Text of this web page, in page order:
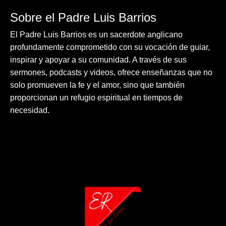
Sobre el Padre Luis Barrios
El Padre Luis Barrios es un sacerdote anglicano
profundamente comprometido con su vocación de guiar,
inspirar y apoyar a su comunidad. A través de sus
sermones, podcasts y videos, ofrece enseñanzas que no
solo promueven la fe y el amor, sino que también
proporcionan un refugio espiritual en tiempos de
necesidad.